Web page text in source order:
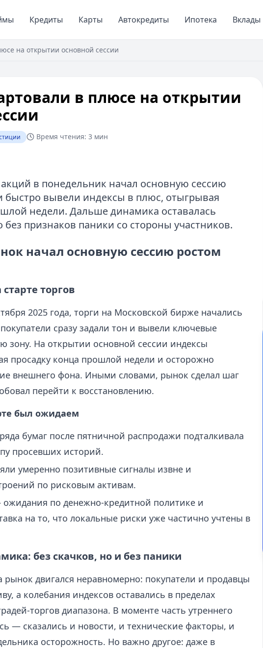
Кредиты Карты Автокредиты Ипотека Вклады
на открытии основной сессии
в плюсе на открытии
Время чтения: 3 мин
в понедельник начал основную сессию
быстро вывели индексы в плюс, отыгрывая
недели. Дальше динамика оставалась
признаков паники со стороны участников.
начал основную сессию ростом
торгов
2025 года, торги на Московской бирже начались
сразу задали тон и вывели ключевые
зону. На открытии основной сессии индексы
просадку конца прошлой недели и осторожно
внешнего фона. Иными словами, рынок сделал шаг
перейти к восстановлению.
был ожидаем
бумаг после пятничной распродажи подталкивала
просевших историй.
умеренно позитивные сигналы извне и
по рисковым активам.
ожидания по денежно-кредитной политике и
на то, что локальные риски уже частично учтены в
без скачков, но и без паники
рынок двигался неравномерно: покупатели и продавцы
а колебания индексов оставались в пределах
торгов диапазона. В моменте часть утреннего
— сказались и новости, и технические факторы, и
осторожность. Но важно другое: даже в